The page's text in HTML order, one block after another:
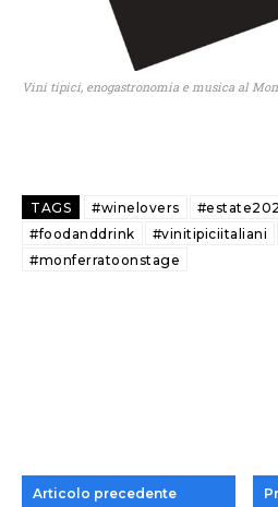
Vini tipici, enogastronomia e musica al
TAGS #winelovers
#foodanddrink
#vinitipiciitaliani
#monferratoonstage
Articolo precedente